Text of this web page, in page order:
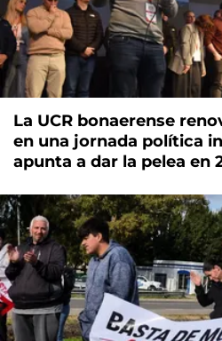
La UCR bonaerense
en una jornada política
apunta a dar la pelea en